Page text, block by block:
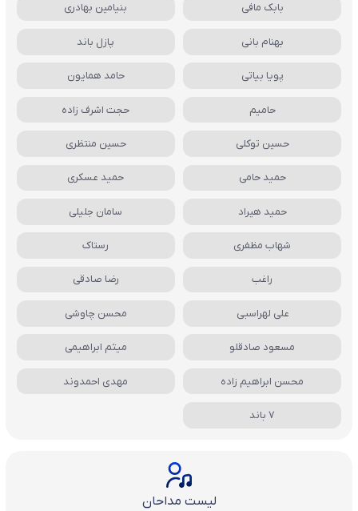
بابک مافی بنیامین بهادری
بهنام بانی پازل باند
پویا بیاتی حامد همایون
حامیم حجت اشرف زاده
حسین توکلی حسین منتظری
حمید حامی حمید عسکری
حمید هیراد سامان جلیلی
شهاب مظفری رستاک
راغب رضا صادقی
علی لهراسبی محسن چاوشی
مسعود صادقلو میثم ابراهیمی
محسن ابراهیم زاده مهدی احمدوند
7 باند
لیست مداحان